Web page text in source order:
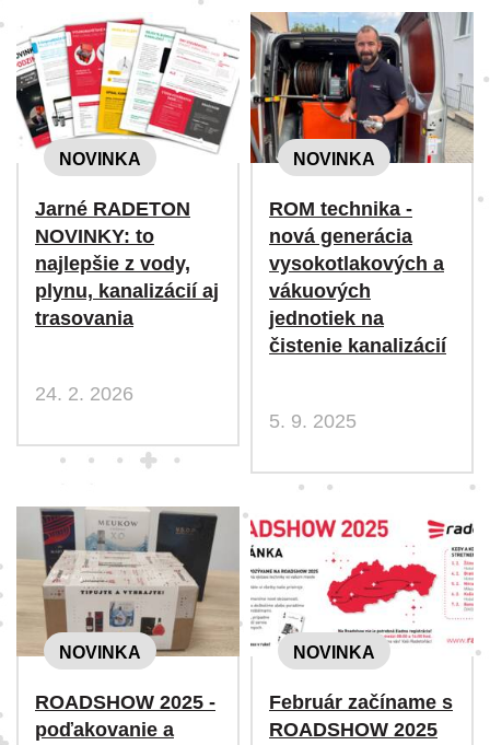
NOVINKA
Jarné RADETON
NOVINKY: to
najlepšie z vody,
plynu, kanalizácií aj
trasovania
24. 2. 2026
NOVINKA
ROM technika -
nová generácia
vysokotlakových a
vákuových
jednotiek na
čistenie kanalizácií
5. 9. 2025
NOVINKA
ROADSHOW 2025 -
poďakovanie a
NOVINKA
Február začíname s
ROADSHOW 2025